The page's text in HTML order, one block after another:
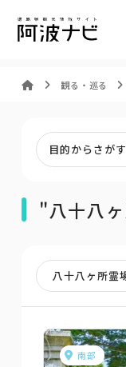
観る・巡る
目的からさがす
"八十八
八十八ヶ所霊
南部